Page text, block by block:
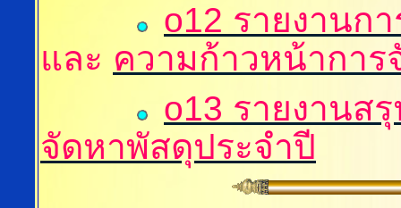
o12 รายงานก
และ ความก้าวหน้ากา
o13 รายงานส
จัดหาพัสดุประจำปี